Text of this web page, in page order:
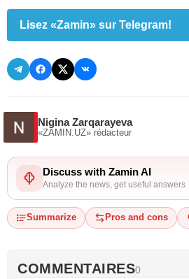
Lisez «Zamin» sur Telegram!
Nigina Zarqarayeva
«ZAMIN.UZ» rédacteur
Discuss with Zamin AI
Analyze the news, get useful answers
Summarize Pros and cons
COMMENTAIRES0